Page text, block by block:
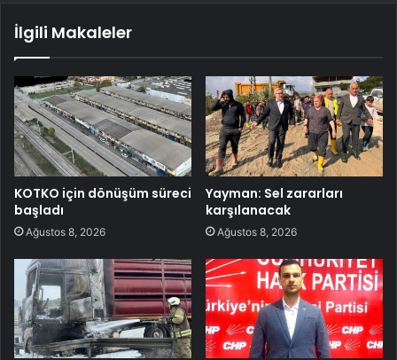
İlgili Makaleler
KOTKO için dönüşüm süreci
başladı
Ağustos 8, 2026
Yayman: Sel zararları
karşılanacak
Ağustos 8, 2026